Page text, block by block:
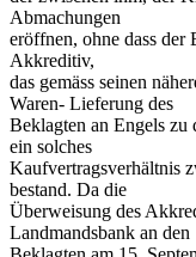
Abmachungen
eröffnen, ohne dass der
Akkreditiv,
das gemäss seinen
Waren- Lieferung des
Beklagten an Engels zu
ein solches
Kaufvertragsverhältnis
bestand. Da die
Überweisung des
Landmandsbank an den